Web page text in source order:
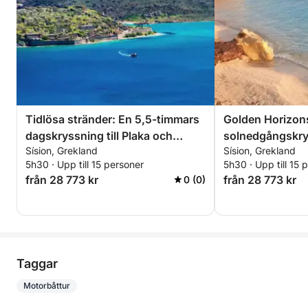
Tidlösa stränder: En 5,5-timmars
dagskryssning till Plaka och
Elounda
Sísion, Grekland
5h30 · Upp till 15 personer
från 28 773 kr 0 (0)
Golden
Saradari-
Sísion, Grekland
5h30 · Upp till 15
från 28 773 kr
Taggar
Motorbåttur